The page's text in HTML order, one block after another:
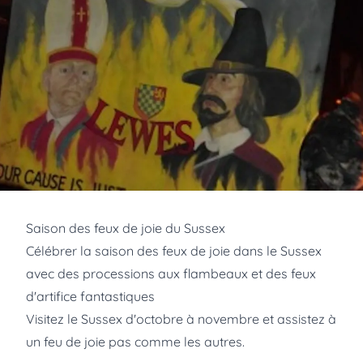
Saison des feux de joie du Sussex
Célébrer la saison des feux de joie dans le Sussex
avec des processions aux flambeaux et des feux
d'artifice fantastiques
Visitez le Sussex d'octobre à novembre et assistez à
un feu de joie pas comme les autres.